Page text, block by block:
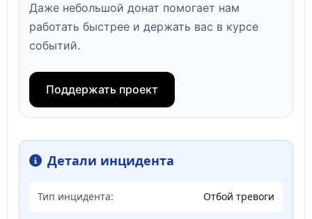
Даже небольшой донат помогает нам
работать быстрее и держать вас в курсе
событий.
Поддержать проект
Детали инцидента
Тип инцидента: Отбой тревоги